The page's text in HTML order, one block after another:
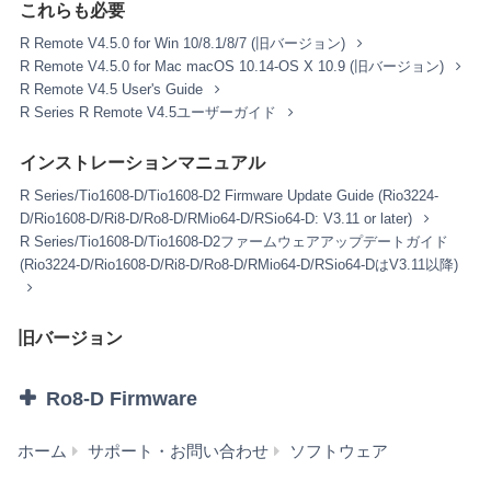
付きで配布され得るそれらのバージョンアップ（以下
「本ソフトウェア」）を、お客様ご自身が所有または管
理するコンピュータ、スマートフォン、楽器または機器
において使用するための譲渡不能な権利を許諾します。
これらの本ソフトウェアが記録される記録メディアや、
客様にありますが、本ソフトウェア自体の権利およびそ
2. 使用制限
お客様は、本ソフトウェアの利用にあたり、以下の行為
リバース・エンジニアリング、またはその他の方
に許可されている場合を除く)。
改変、賃貸、リース、転売、頒布または本ソフト
これらも必要
R Remote V4.5.0 for Win 10/8.1/8/7 (旧バージョン)
R Remote V4.5.0 for Mac macOS 10.14-OS X 10.9 (旧バージョン)
R Remote V4.5 User's Guide
R Series R Remote V4.5ユーザーガイド
インストレーションマニュアル
R Series/Tio1608-D/Tio1608-D2 Firmware Update Guide (Rio3224-
D/Rio1608-D/Ri8-D/Ro8-D/RMio64-D/RSio64-D: V3.11 or later)
R Series/Tio1608-D/Tio1608-D2ファームウェアアップデートガイド
(Rio3224-D/Rio1608-D/Ri8-D/Ro8-D/RMio64-D/RSio64-DはV3.11以降)
旧バージョン
Ro8-D Firmware
ホーム サポート・お問い合わせ ソフトウェア